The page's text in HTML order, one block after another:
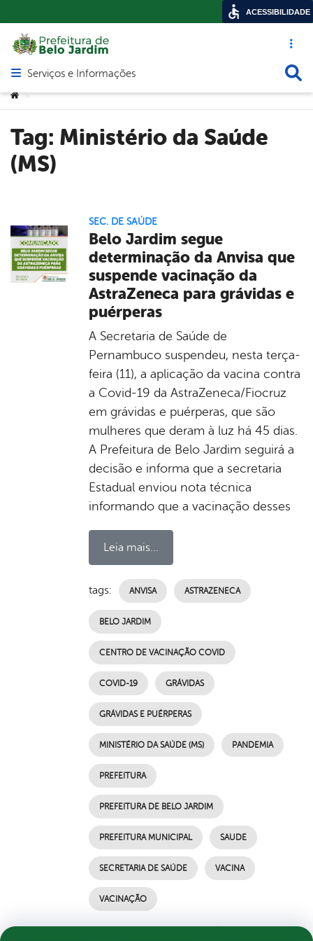
Acesso
Abrir menu principal de navegação
Serviços e Informações
Você está aqui:
>
Tag: Ministério da Saúde
(MS)
SEC. DE SAÚDE
Belo Jardim segue
determinação da Anvisa que
suspende vacinação da
AstraZeneca para grávidas e
puérperas
A Secretaria de Saúde de
Pernambuco suspendeu, nesta terça-
feira (11), a aplicação da vacina contra
a Covid-19 da AstraZeneca/Fiocruz
em grávidas e puérperas, que são
mulheres que deram à luz há 45 dias.
A Prefeitura de Belo Jardim seguirá a
decisão e informa que a secretaria
Estadual enviou nota técnica
informando que a vacinação desses
Leia mais...
tags: ANVISA ASTRAZENECA
BELO JARDIM
CENTRO DE VACINAÇÃO COVID
COVID-19 GRÁVIDAS
GRÁVIDAS E PUÉRPERAS
MINISTÉRIO DA SAÚDE (MS) PANDEMIA
PREFEITURA
PREFEITURA DE BELO JARDIM
PREFEITURA MUNICIPAL SAUDE
SECRETARIA DE SAÚDE VACINA
VACINAÇÃO
ACESSIBILIDADE